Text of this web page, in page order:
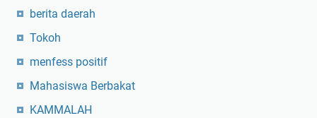
berita daerah
Tokoh
menfess positif
Mahasiswa Berbakat
KAMMALAH